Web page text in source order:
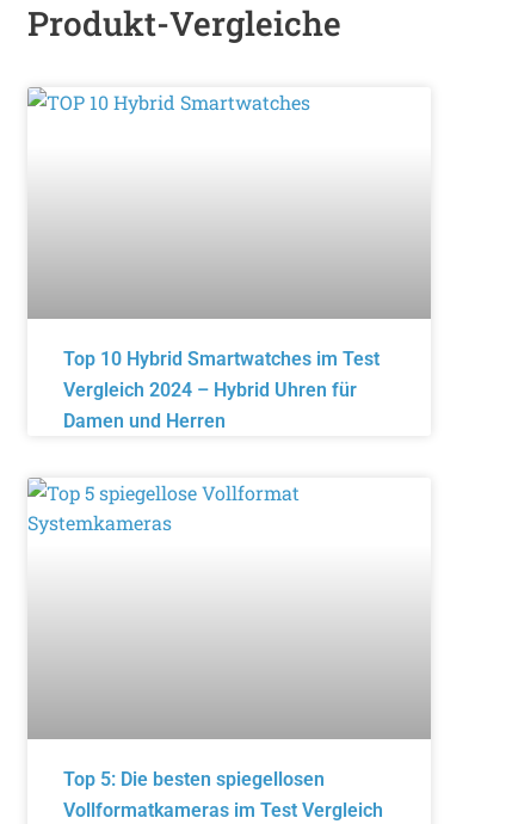
Produkt-Vergleiche
Top 10 Hybrid Smartwatches im Test
Vergleich 2024 – Hybrid Uhren für
Damen und Herren
Top 5: Die besten spiegellosen
Vollformatkameras im Test Vergleich